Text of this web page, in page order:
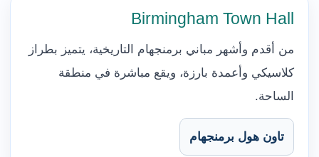
Birmingham Town Hall
من أقدم وأشهر مباني برمنجهام التاريخية، يتميز بطراز
كلاسيكي وأعمدة بارزة، ويقع مباشرة في منطقة
الساحة.
تاون هول برمنجهام